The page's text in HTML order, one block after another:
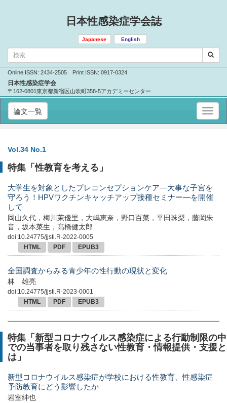
日本性感染症学会誌
Japanese English
Online ISSN: 2434-2505 Print ISSN: 0917-0324
日本性感染症学会
〒162-0801東京都新宿区山吹町358-5アカデミーセンター
論文一覧
Vol.34 No.1
特集「性教育を考える」
大学生を対象としたプレコンセプションケア—大事な子宮を
守ろう！HPVワクチンキャッチアップ接種セミナー—を開催
して
岡山久代，梅川茉優里，大嶋恵奈，野口百菜，平田珠梨，藤岡朱
音，坂本菜生，髙橋健太郎
doi:10.24775/jjsti.R-2022-0005
HTML
PDF EPUB3
全国調査からみる青少年の性行動の現状と変化
林 雄亮
doi:10.24775/jjsti.R-2023-0001
HTML
PDF EPUB3
特集「新型コロナウイルス感染症による行動制限の中
での当事者を取り残さない性教育・情報提供・支援と
は」
新型コロナウイルス感染症が学校における性教育、性感染症
予防教育にどう影響したか
岩室紳也